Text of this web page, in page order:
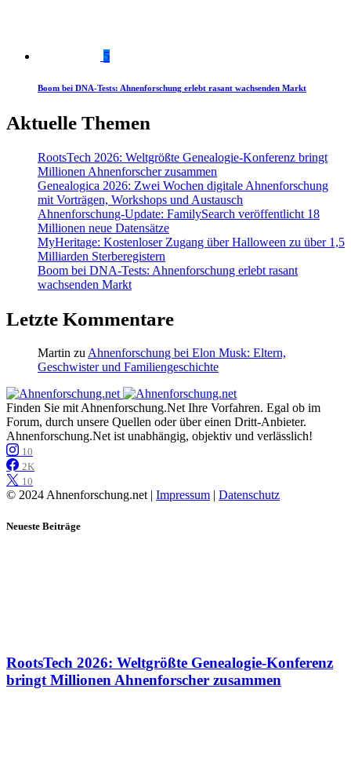
5
Boom bei DNA-Tests: Ahnenforschung erlebt rasant wachsenden Markt
Aktuelle Themen
RootsTech 2026: Weltgrößte Genealogie-Konferenz bringt
Millionen Ahnenforscher zusammen
Genealogica 2026: Zwei Wochen digitale Ahnenforschung
mit Vorträgen, Workshops und Austausch
Ahnenforschung-Update: FamilySearch veröffentlicht 18
Millionen neue Datensätze
MyHeritage: Kostenloser Zugang über Halloween zu über 1,5
Milliarden Sterberegistern
Boom bei DNA-Tests: Ahnenforschung erlebt rasant
wachsenden Markt
Letzte Kommentare
Martin zuAhnenforschung bei Elon Musk: Eltern,
Geschwister und Familiengeschichte
Finden Sie mit Ahnenforschung.Net Ihre Vorfahren. Egal ob im
Forum, durch unsere Quellen oder über einen Dritt-Anbieter.
Ahnenforschung.Net ist unabhängig, objektiv und verlässlich!
10
2K
10
© 2024 Ahnenforschung.net | Impressum Datenschutz
Neueste Beiträge
RootsTech 2026: Weltgrößte Genealogie-Konferenz
bringt Millionen Ahnenforscher zusammen